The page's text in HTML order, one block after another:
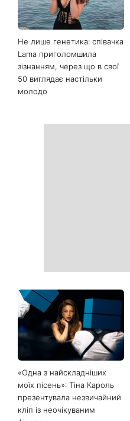
Останні новини
Не лише генетика: співачка
Lama приголомшила
зізнанням, через що в свої
50 виглядає настільки